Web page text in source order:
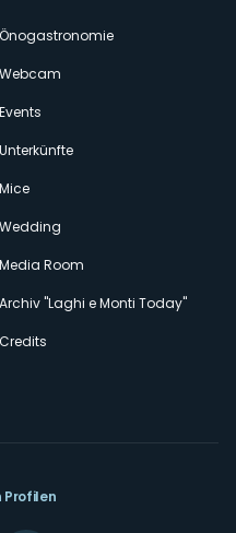
Önogastronomie
Webcam
Events
Unterkünfte
Mice
Wedding
Media Room
Archiv "Laghi e Monti Today"
Credits
Profilen